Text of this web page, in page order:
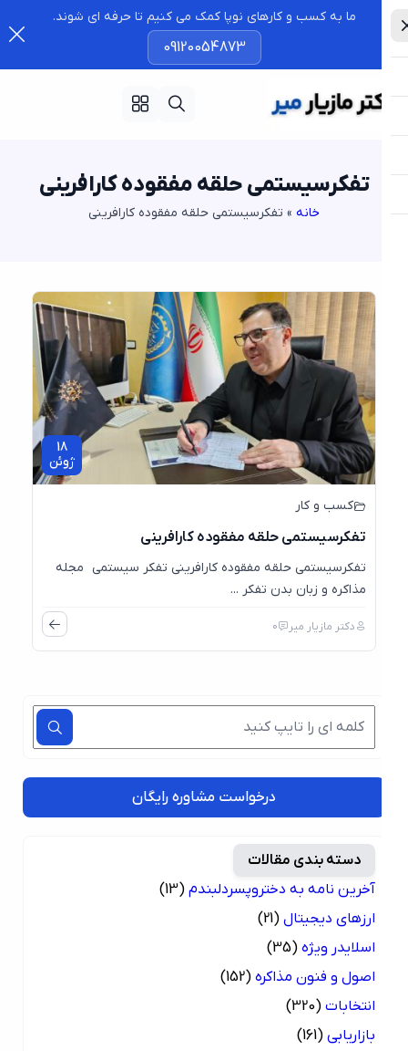
ما به کسب و کارهای نوپا کمک می کنیم تا حرفه ای شوند.
09120054873
تفکرسیستمی حلقه مفقوده کارافرینی
»تفکرسیستمی حلقه مفقوده کارافرینی
18
ژوئن
کسب و کار
تفکرسیستمی حلقه مفقوده کارافرینی
تفکرسیستمی حلقه مفقوده کارافرینی تفکر سیستمی مجله
مذاکره و زبان بدن تفکر ...
دکتر مازیار میر 0
درخواست مشاوره رایگان
دسته بندی مقالات
آخرین نامه به دختروپسردلبندم (13)
ارزهای دیجیتال (21)
اسلایدر ویژه (35)
اصول و فنون مذاکره (152)
انتخابات (320)
بازاریابی (161)